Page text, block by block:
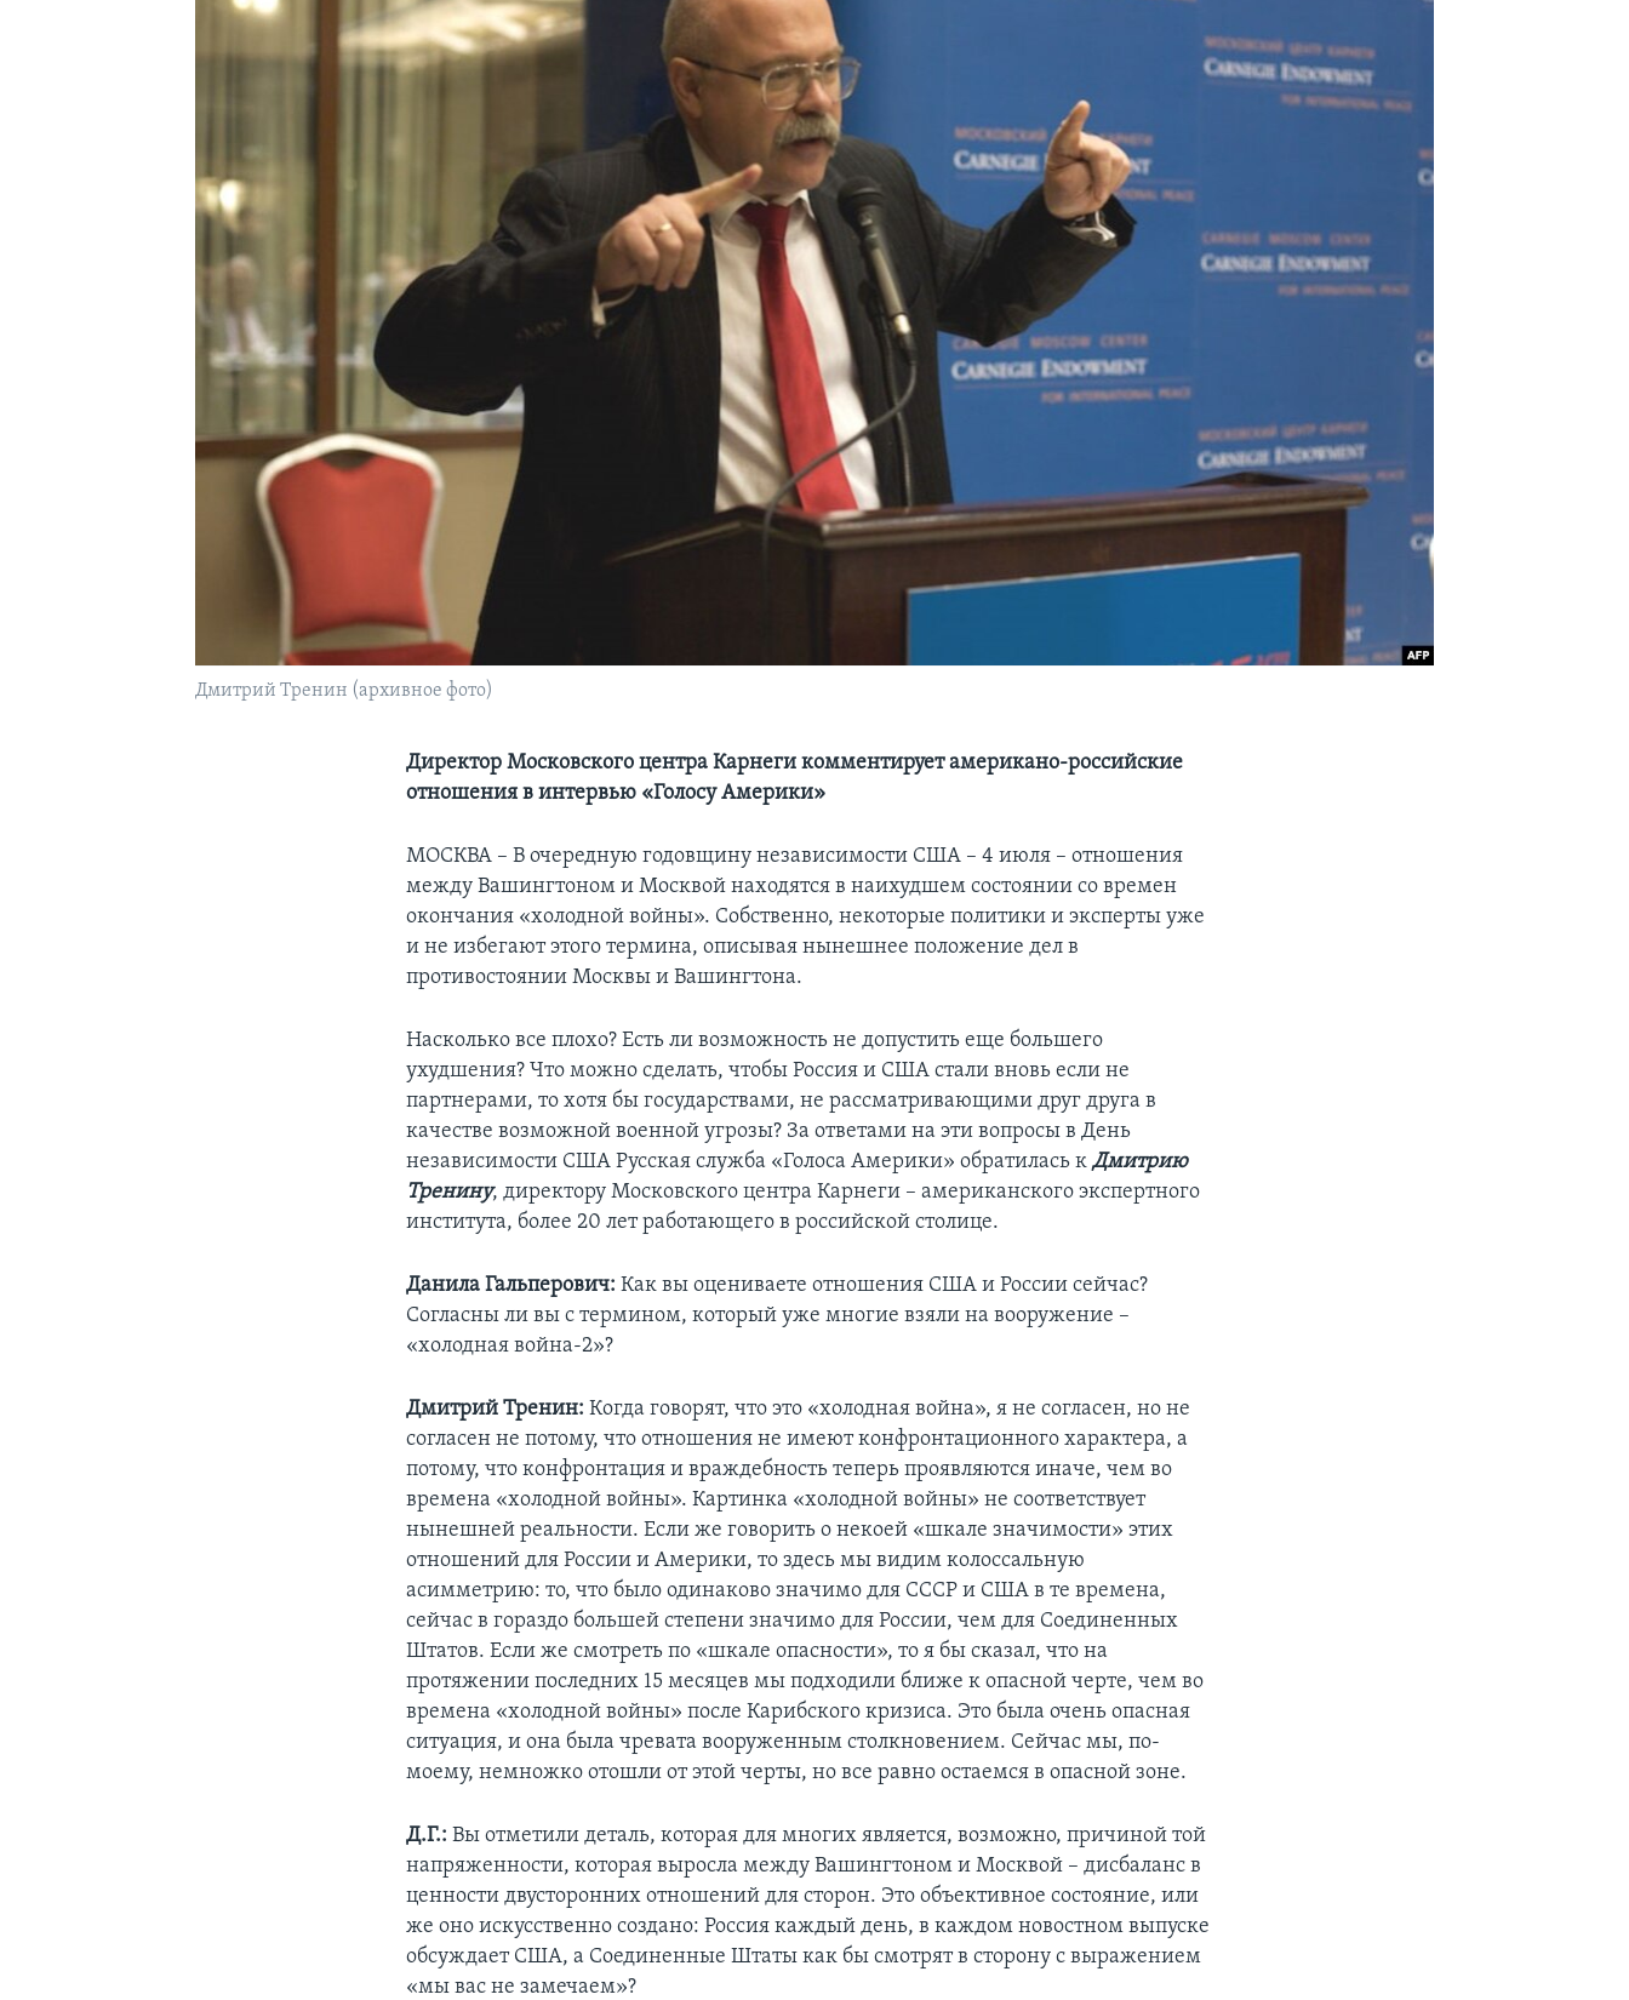
Дмитрий Тренин (архивное фото)
Директор Московского центра Карнеги комментирует американо-российские
отношения в интервью «Голосу Америки»
МОСКВА – В очередную годовщину независимости США – 4 июля – отношения
между Вашингтоном и Москвой находятся в наихудшем состоянии со времен
окончания «холодной войны». Собственно, некоторые политики и эксперты уже
и не избегают этого термина, описывая нынешнее положение дел в
противостоянии Москвы и Вашингтона.
Насколько все плохо? Есть ли возможность не допустить еще большего
ухудшения? Что можно сделать, чтобы Россия и США стали вновь если не
партнерами, то хотя бы государствами, не рассматривающими друг друга в
качестве возможной военной угрозы? За ответами на эти вопросы в День
независимости США Русская служба «Голоса Америки» обратилась кДмитрию
Тренину, директору Московского центра Карнеги – американского экспертного
института, более 20 лет работающего в российской столице.
Данила Гальперович: Как вы оцениваете отношения США и России сейчас?
Согласны ли вы с термином, который уже многие взяли на вооружение –
«холодная война-2»?
Дмитрий Тренин: Когда говорят, что это «холодная война», я не согласен, но не
согласен не потому, что отношения не имеют конфронтационного характера, а
потому, что конфронтация и враждебность теперь проявляются иначе, чем во
времена «холодной войны». Картинка «холодной войны» не соответствует
нынешней реальности. Если же говорить о некоей «шкале значимости» этих
отношений для России и Америки, то здесь мы видим колоссальную
асимметрию: то, что было одинаково значимо для СССР и США в те времена,
сейчас в гораздо большей степени значимо для России, чем для Соединенных
Штатов. Если же смотреть по «шкале опасности», то я бы сказал, что на
протяжении последних 15 месяцев мы подходили ближе к опасной черте, чем во
времена «холодной войны» после Карибского кризиса. Это была очень опасная
ситуация, и она была чревата вооруженным столкновением. Сейчас мы, по-
моему, немножко отошли от этой черты, но все равно остаемся в опасной зоне.
Д.Г.: Вы отметили деталь, которая для многих является, возможно, причиной той
напряженности, которая выросла между Вашингтоном и Москвой – дисбаланс в
ценности двусторонних отношений для сторон. Это объективное состояние, или
же оно искусственно создано: Россия каждый день, в каждом новостном выпуске
обсуждает США, а Соединенные Штаты как бы смотрят в сторону с выражением
«мы вас не замечаем»?